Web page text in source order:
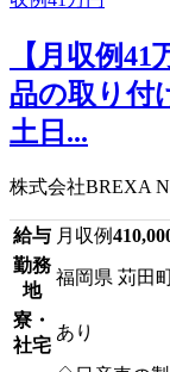
【月収例
品の取り付
土日...
株式会社BREXA
給与 月収例
勤務
地
福岡県 苅田
寮・
社宅
あり